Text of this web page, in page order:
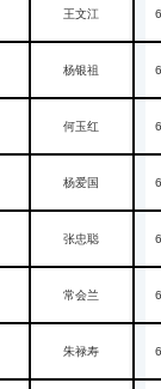
王文江
杨银祖
何玉红
杨爱国
张忠聪
常会兰
朱禄寿